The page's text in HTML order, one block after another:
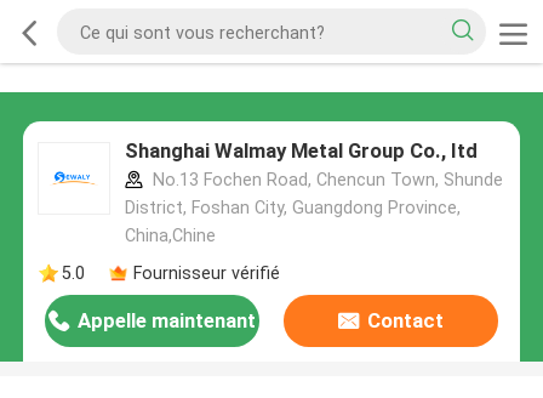
Shanghai Walmay Metal Group Co., Itd
No.13 Fochen Road, Chencun Town, Shunde
District, Foshan City, Guangdong Province,
China,Chine
5.0
Fournisseur vérifié
Appelle maintenant Contact